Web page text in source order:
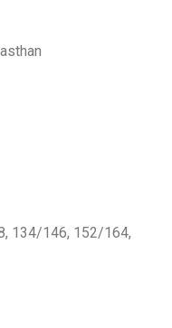
134/146, 152/164,